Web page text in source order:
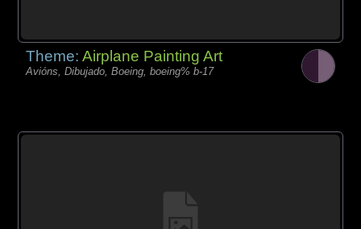
Theme:Airplane Painting Art
Avións, Dibujado, Boeing, boeing% b-17